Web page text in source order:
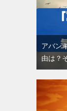
アバン
由は？